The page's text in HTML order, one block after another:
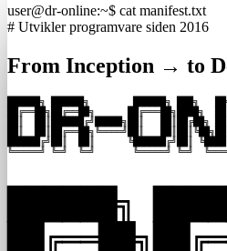
user@dr-online:~$ cat manifest.txt
# Utvikler programvare siden 2016
From Inception → to
██████╗ ██████╗        ██████╗ ███╗
██╔══██╗██╔══██╗      ██╔═══██╗████╗
██║  ██║██████╔╝█████╗██║   ██║██╔██╗
██║  ██║██╔══██╗╚════╝██║
██████╔╝██║  ██║      ╚██████╔╝██║
╚═════╝ ╚═╝  ╚═╝       ╚═════╝ ╚═╝
██████╗